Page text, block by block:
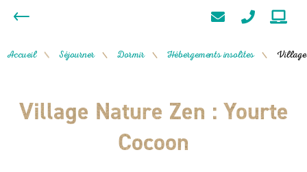
Accueil / Séjourner / Dormir / Hébergements insolites / Village
Village Nature Zen : Yourte
Cocoon